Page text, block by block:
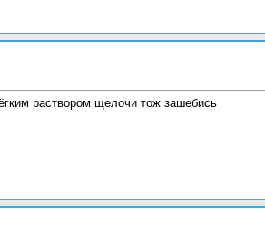
раствором щелочи тож зашебись